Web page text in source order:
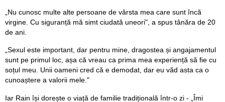
„Nu cunosc multe alte persoane de vârsta mea care sunt încă
virgine. Cu siguranță mă simt ciudată uneori", a spus tânăra de 20
de ani.
„Sexul este important, dar pentru mine, dragostea și angajamentul
sunt pe primul loc, așa că vreau ca prima mea experiență să fie cu
soțul meu. Unii oameni cred că e demodat, dar eu văd asta ca o
cunoaștere a valorii mele."
Iar Rain își dorește o viață de familie tradițională într-o zi - „Îmi